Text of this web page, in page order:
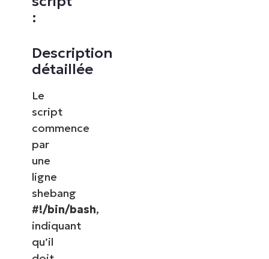
:
Description
détaillée
Le
script
commence
par
une
ligne
shebang
#!/bin/bash,
indiquant
qu’il